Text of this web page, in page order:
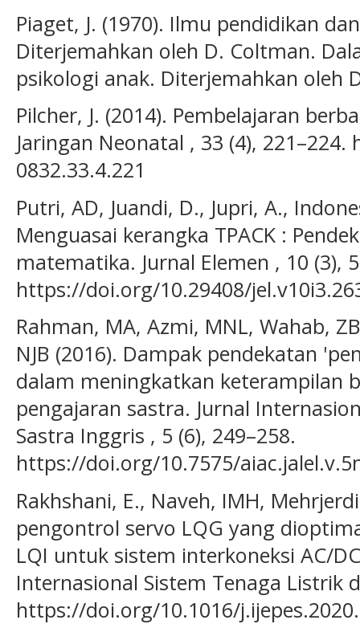
Piaget, J. (1970). Ilmu pendidikan
Diterjemahkan oleh D. Coltman.
psikologi anak. Diterjemahkan oleh
Pilcher, J. (2014). Pembelajaran
Jaringan Neonatal , 33 (4),
0832.33.4.221
Putri, AD, Juandi, D., Jupri, A.,
Menguasai kerangka TPACK :
matematika. Jurnal Elemen , 10 (3),
https://doi.org/10.29408/
Rahman, MA, Azmi, MNL, Wahab,
NJB (2016). Dampak pendekatan
dalam meningkatkan keterampilan
pengajaran sastra. Jurnal
Sastra Inggris , 5 (6), 249–258.
https://doi.org/10.7575/
Rakhshani, E., Naveh, IMH,
pengontrol servo LQG yang
LQI untuk sistem interkoneksi AC/
Internasional Sistem Tenaga Listrik
https://doi.org/10.1016/